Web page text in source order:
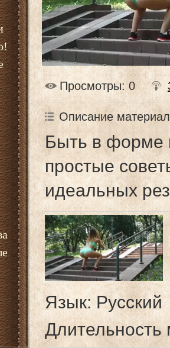
Просмотры: 0
Описание
Быть в форме
простые
идеальных
Язык: Русский
Длительность